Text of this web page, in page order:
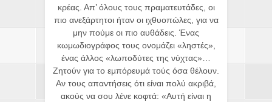
κρέας. Απ’ όλους τους πραματευτάδες, οι
πιο ανεξάρτητοι ήταν οι ιχθυοπώλες, για να
μην πούμε οι πιο αυθάδεις. Ένας
κωμωδιογράφος τους ονομάζει «ληστές»,
ένας άλλος «λωποδύτες της νύχτας»…
Ζητούν για το εμπόρευμά τούς όσα θέλουν.
Αν τους απαντήσεις ότι είναι πολύ ακριβά,
ακούς να σου λένε κοφτά: «Αυτή είναι η